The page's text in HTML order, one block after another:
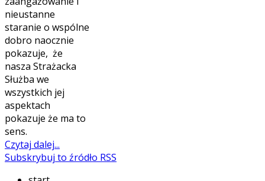
nieustanne
staranie o wspólne
dobro naocznie
pokazuje, że
nasza Strażacka
Służba we
wszystkich jej
aspektach
pokazuje że ma to
sens.
Czytaj dalej...
Subskrybuj to źródło RSS